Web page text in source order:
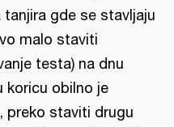
gde se stavljaju
malo staviti
testa) na dnu
koricu obilno je
preko staviti drugu